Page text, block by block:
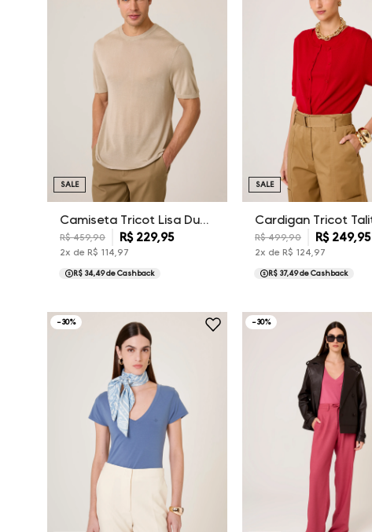
Camiseta Tricot Lisa Dudalina Masculina
R$ 459,90 R$ 229,95
2x de R$ 114,97
SALE
R$ 34,49de Cashback
R$ 499,90 R$ 249,95
2x de R$ 124,97
SALE
R$ 37,49de Cashback
-30% -30%